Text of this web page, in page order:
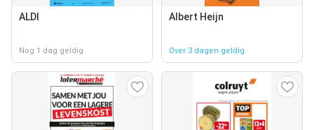
ALDI
Nog 1 dag geldig
Albert Heijn
Over 3 dagen geldig